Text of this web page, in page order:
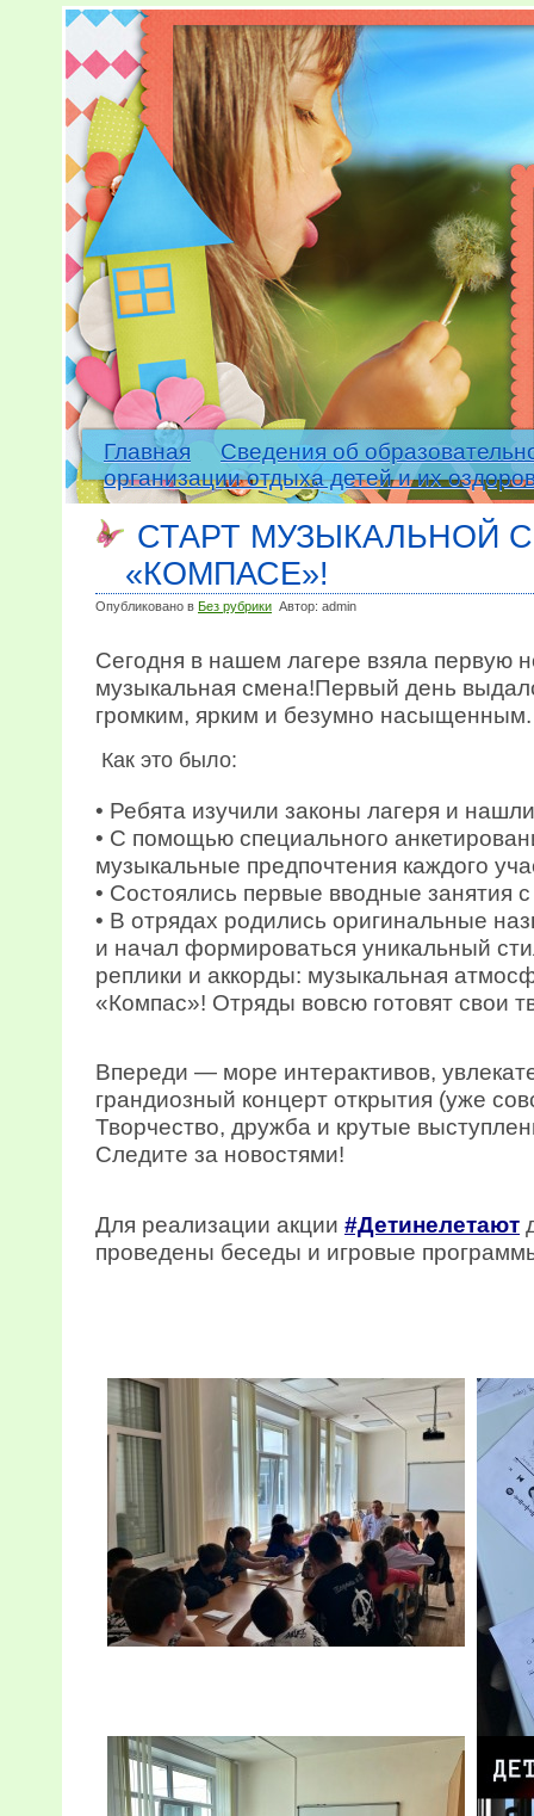
Главная
Сведения об
организации отдыха детей и их
СТАРТ МУЗЫКАЛЬНОЙ
«КОМПАСЕ»!
Опубликовано в Без рубрики Автор: admin
Сегодня в нашем лагере взяла первую
музыкальная смена!Первый день
громким, ярким и безумно насыщенным.
Как это было:
• Ребята изучили законы лагеря и
• С помощью специального
музыкальные предпочтения каждого
• Состоялись первые вводные занятия
• В отрядах родились оригинальные
и начал формироваться уникальный
реплики и аккорды: музыкальная
«Компас»! Отряды вовсю готовят свои
Впереди — море интерактивов,
грандиозный концерт открытия (уже
Творчество, дружба и крутые
Следите за новостями!
Для реализации акции #Детинелетают
проведены беседы и игровые